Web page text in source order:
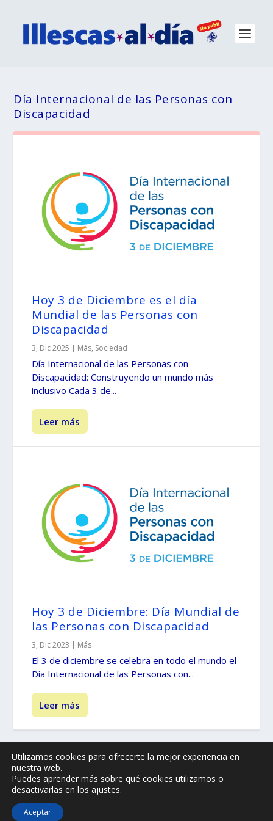
Día Internacional de las Personas con
Discapacidad
Hoy 3 de Diciembre es el día
Mundial de las Personas con
Discapacidad
3, Dic 2025 | Más, Sociedad
Día Internacional de las Personas con
Discapacidad: Construyendo un mundo más
inclusivo Cada 3 de...
Leer más
Hoy 3 de Diciembre: Día Mundial de
las Personas con Discapacidad
3, Dic 2023 | Más
El 3 de diciembre se celebra en todo el mundo el
Día Internacional de las Personas con...
Leer más
© -
Política de privacidad
Más información sobre las cookies
Utilizamos cookies para ofrecerte la mejor experiencia en
nuestra web.
Puedes aprender más sobre qué cookies utilizamos o
desactivarlas en los ajustes.
Aceptar